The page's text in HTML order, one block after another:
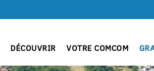
DÉCOUVRIR VOTRE COMCOM